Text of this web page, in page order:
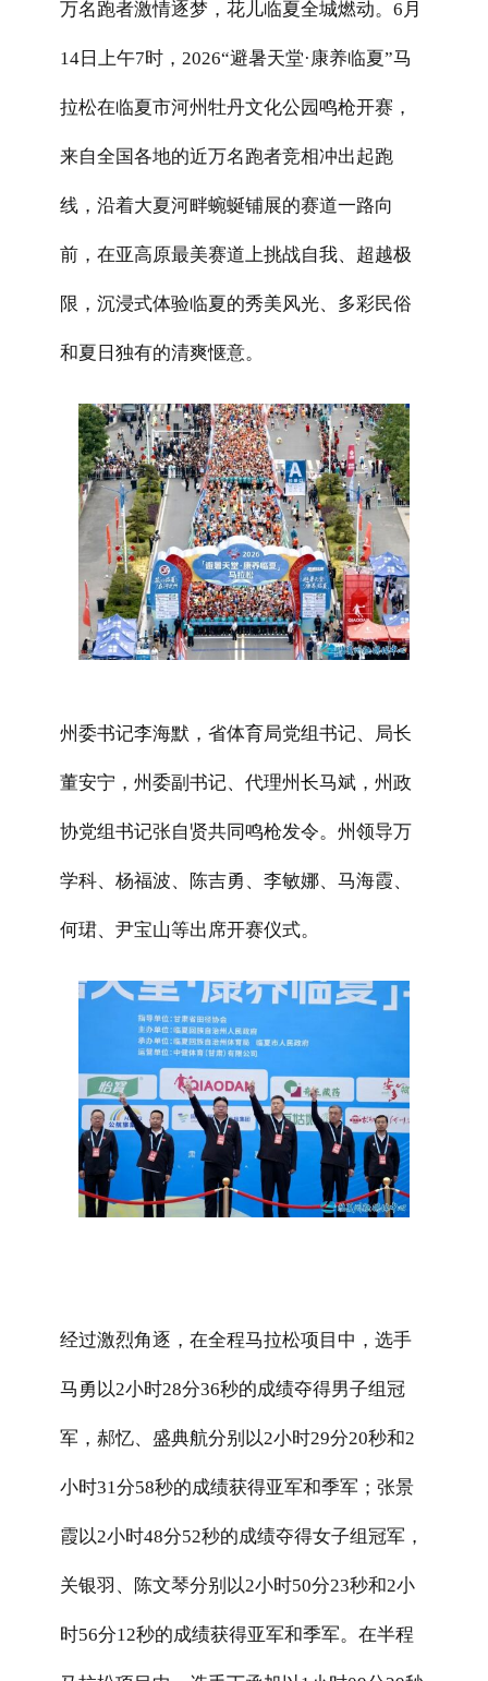
万名跑者激情逐梦，花儿临夏全城燃动。 6 月
14 日上午7时， 2026“避暑天堂·康养临夏”马
拉松在临夏市河州牡丹文化公园鸣枪开赛，
来自全国各地的近万名跑者竞相冲出起跑
线，沿着大夏河畔蜿蜒铺展的赛道一路向
前，在亚高原最美赛道上挑战自我、超越极
限，沉浸式体验临夏的秀美风光、多彩民俗
和夏日独有的清爽惬意。
州委书记李海默，省体育局党组书记、局长
董安宁，州委副书记、代理州长马斌，州政
协党组书记张自贤共同鸣枪发令。州领导万
学科、杨福波、陈吉勇、李敏娜、马海霞、
何珺、尹宝山等出席开赛仪式。
经过激烈角逐，在全程马拉松项目中，选手
马勇以2小时28分36秒的成绩夺得男子组冠
军，郝忆、盛典航分别以2小时29分20秒和2
小时31分58秒的成绩获得亚军和季军；张景
霞以2小时48分52秒的成绩夺得女子组冠军，
关银羽、陈文琴分别以2小时50分23秒和2小
时56分12秒的成绩获得亚军和季军。在半程